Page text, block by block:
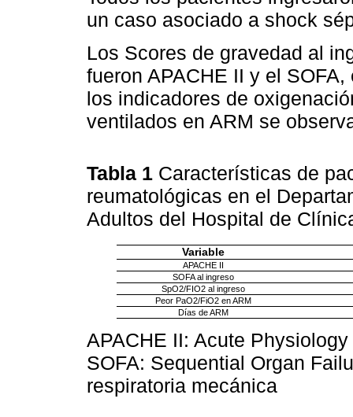
un caso asociado a shock
Los Scores de gravedad al
fueron APACHE II y el
los indicadores de
ventilados en ARM se
Tabla 1 Características de
reumatológicas en el
Adultos del Hospital de
Variable
APACHE II
SOFA al ingreso
SpO2/FIO2 al ingreso
Peor PaO2/FiO2 en ARM
Días de ARM
APACHE II: Acute
SOFA: Sequential Organ
respiratoria mecánica